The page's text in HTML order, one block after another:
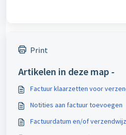
Print
Artikelen in deze map -
Factuur klaarzetten voor
Notities aan factuur toevoegen
Factuurdatum en/of